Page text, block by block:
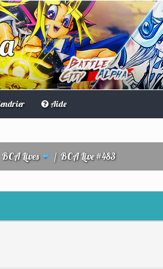
Aide
BCA Lives / BCA Live #483